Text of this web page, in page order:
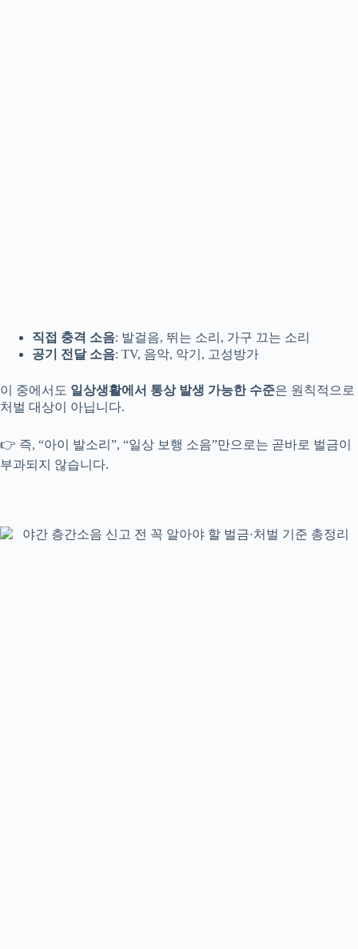
직접 충격 소음: 발걸음, 뛰는 소리, 가구 끄는 소리
공기 전달 소음: TV, 음악, 악기, 고성방가
이 중에서도 일상생활에서 통상 발생 가능한 수준은 원칙적으로
처벌 대상이 아닙니다.
👉 즉, “아이 발소리”, “일상 보행 소음”만으로는 곧바로 벌금이
부과되지 않습니다.